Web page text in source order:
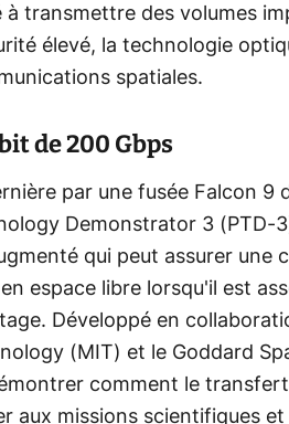
à transmettre des volumes
élevé, la technologie
spatiales.
de 200 Gbps
par une fusée Falcon 9
Demonstrator 3 (PTD-
qui peut assurer une
espace libre lorsqu'il est
Développé en
(MIT) et le Goddard
comment le
aux missions scientifiques